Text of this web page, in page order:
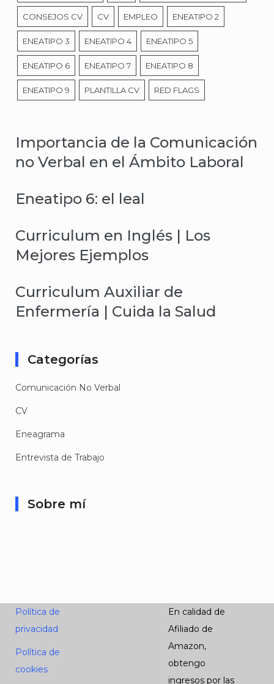
CONSEJOS CV CV EMPLEO ENEATIPO 2
ENEATIPO 3 ENEATIPO 4 ENEATIPO 5
ENEATIPO 6 ENEATIPO 7 ENEATIPO 8
ENEATIPO 9 PLANTILLA CV RED FLAGS
Importancia de la Comunicación
no Verbal en el Ámbito Laboral
Eneatipo 6: el leal
Curriculum en Inglés | Los
Mejores Ejemplos
Curriculum Auxiliar de
Enfermería | Cuida la Salud
Categorías
Comunicación No Verbal
CV
Eneagrama
Entrevista de Trabajo
Sobre mí
Política de
privacidad
Política de
cookies
En calidad de
Afiliado de
Amazon,
obtengo
ingresos por las